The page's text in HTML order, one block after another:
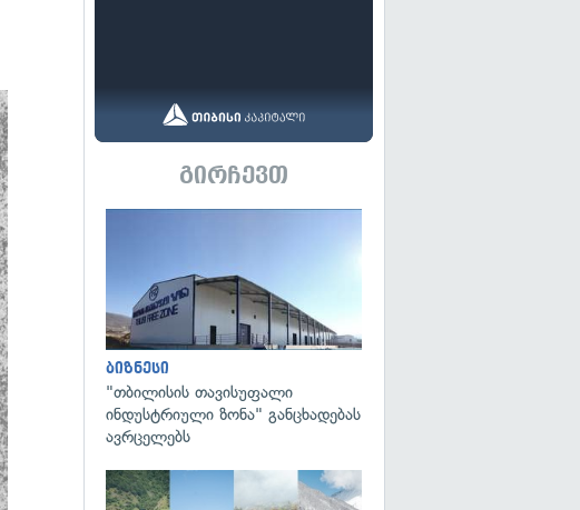
გირჩევთ
ბიზნესი
"თბილისის თავისუფალი
ინდუსტრიული ზონა" განცხადებას
ავრცელებს